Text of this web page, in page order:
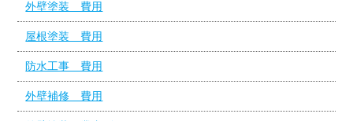
外壁塗装 費用
屋根塗装 費用
防水工事 費用
外壁補修 費用